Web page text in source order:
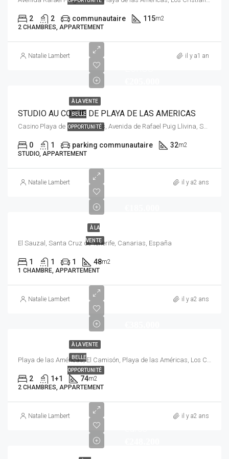
2 2 communautaire 115m2
2 CHAMBRES, APPARTEMENT
Natalie Lambert il y a1 an
À LA VENTE
BELLE
OPPORTUNITÉ
STUDIO AU COEUR DE PLAYA DE LAS AMERICAS
0 1 parking communautaire 32m2
STUDIO, APPARTEMENT
Natalie Lambert il y a2 ans
À LA
VENTE
El Sauzal, Santa Cruz de Tenerife, Canarias, España
1 1 1 48m2
1 CHAMBRE, APPARTEMENT
Natalie Lambert il y a2 ans
À LA VENTE
BELLE
OPPORTUNITÉ
2 1+1 74m2
2 CHAMBRES, APPARTEMENT
Natalie Lambert il y a2 ans